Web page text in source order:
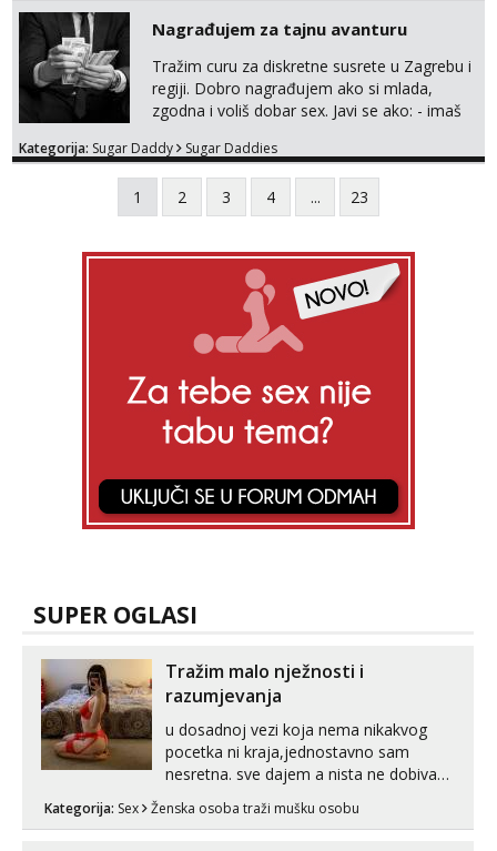
Nagrađujem za tajnu avanturu
Tražim curu za diskretne susrete u Zagrebu i
regiji. Dobro nagrađujem ako si mlada,
zgodna i voliš dobar sex. Javi se ako: - imaš
kosu - se dobro ljubiš - si fleksibilna s
vremenom (jer ga nemam previše) i
dostupna radnim danom (vikendi i noći su za
obitelj) - vodiš brigu o zdravlju i koristiš
paro...
Kategorija: Sugar Daddy Sugar Daddies
1 2 3 4 ... 23
SUPER OGLASI
Tražim malo nježnosti i
razumjevanja
u dosadnoj vezi koja nema nikakvog
pocetka ni kraja,jednostavno sam
nesretna. sve dajem a nista ne dobivam
zadovoljiti moje potrebe,ne trazim puno
Kategorija: Sex Ženska osoba traži mušku osobu